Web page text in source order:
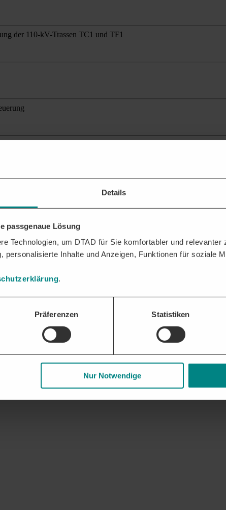
Details
passgenaue Lösung
Technologien, um DTAD für Sie komfortabler und relevanter
personalisierte Inhalte und Anzeigen, Funktionen für soziale
.
Präferenzen Statistiken
Nur Notwendige
der 110-kV-Trassen TC1 und TF1
der Vergabestelle erhalten? Mit der DTAD Plattform sichern Sie
oder Zweigstellen.
Möglichkeiten zu DESY und weiteren relevanten Vergabestellen.